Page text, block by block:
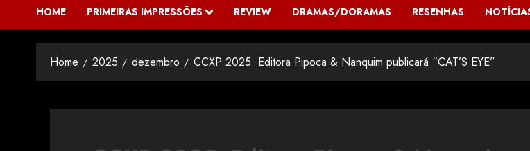
HOME PRIMEIRAS IMPRESSÕES REVIEW DRAMAS/DORAMAS RESENHAS
Home 2025 dezembro CCXP 2025: Editora Pipoca & Nanquim publicará “CAT’S EYE”